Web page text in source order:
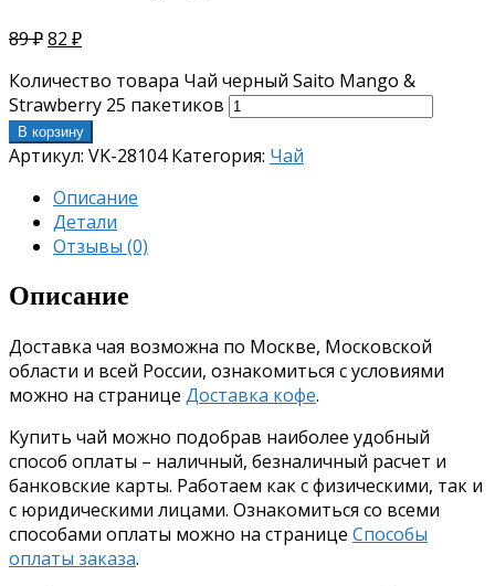
89₽82 ₽
Количество товара Чай черный Saito Mango &
Strawberry 25 пакетиков
В корзину
Артикул: VK-28104 Категория: Чай
Описание
Детали
Отзывы (0)
Описание
Доставка чая возможна по Москве, Московской
области и всей России, ознакомиться с условиями
можно на странице Доставка кофе.
Купить чай можно подобрав наиболее удобный
способ оплаты – наличный, безналичный расчет и
банковские карты. Работаем как с физическими, так и
с юридическими лицами. Ознакомиться со всеми
способами оплаты можно на странице Способы
оплаты заказа.